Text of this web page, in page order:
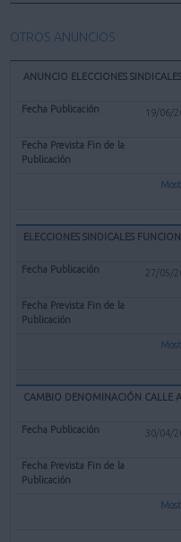
OTROS ANUNCIOS
ANUNCIO ELECCIONES
19/06/
ELECCIONES SINDICALES
27/05/
CAMBIO DENOMINACIÓN CALLE
30/04/